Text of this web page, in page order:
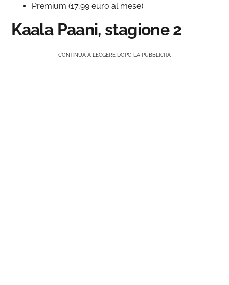
Premium (17,99 euro al mese).
Kaala Paani, stagione 2
CONTINUA A LEGGERE DOPO LA PUBBLICITÀ